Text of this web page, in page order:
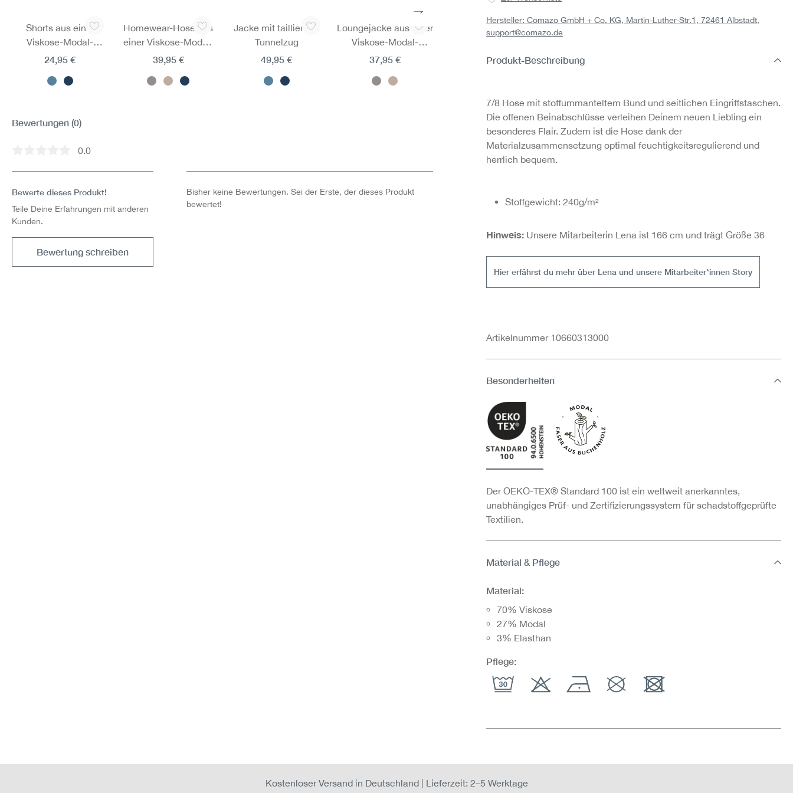
Hersteller: Comazo GmbH + Co. KG, Martin-Luther-Str.1, 72461 Albstadt,
support@comazo.de
Produkt-Beschreibung
7/8 Hose mit stoffummanteltem Bund und seitlichen Eingriffstaschen.
Die offenen Beinabschlüsse verleihen Deinem neuen Liebling ein
besonderes Flair. Zudem ist die Hose dank der
Materialzusammensetzung optimal feuchtigkeitsregulierend und
herrlich bequem.
Stoffgewicht: 240g/m²
Hinweis: Unsere Mitarbeiterin Lena ist 166 cm und trägt Größe 36
Hier erfährst du mehr über Lena und unsere Mitarbeiter*innen Story
Artikelnummer 10660313000
Besonderheiten
Der OEKO-TEX® Standard 100 ist ein weltweit anerkanntes,
unabhängiges Prüf- und Zertifizierungssystem für schadstoffgeprüfte
Textilien.
Material & Pflege
Material:
70% Viskose
27% Modal
3% Elasthan
Pflege:
Shorts aus einer
Viskose-Modal-
Mischung
24,95 €
Homewear-Hose aus
einer Viskose-Modal-
Mischung
39,95 €
Jacke mit tailliertem
Tunnelzug
49,95 €
Loungejacke aus einer
Viskose-Modal-
Mischung
37,95 €
Loungeshirt 3/4 Arm
Modal-Mischung
27,95 €
Kastige Jacke aus
Mischung
Bewertungen (0)
Durchschnittliche Bewertung von 0 von 5 Sternen
0.0
Bewerte dieses Produkt!
Teile Deine Erfahrungen mit anderen
Kunden.
Bewertung schreiben
Bisher keine Bewertungen. Sei der Erste, der dieses Produkt
bewertet!
Kostenloser Versand in Deutschland | Lieferzeit: 2–5 Werktage